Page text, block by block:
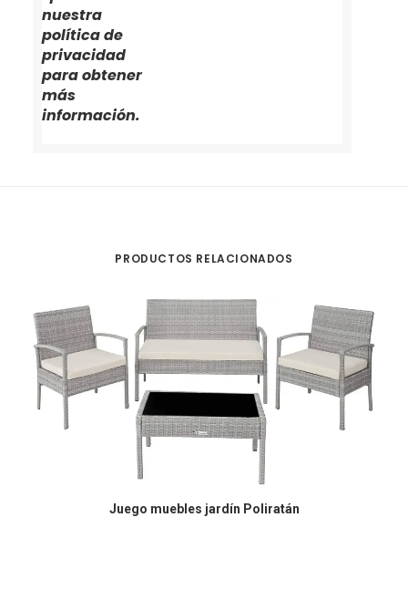
nuestra
política de
privacidad
para obtener
más
información.
PRODUCTOS RELACIONADOS
COMPRAR EN AMAZON
Juego muebles jardín Poliratán